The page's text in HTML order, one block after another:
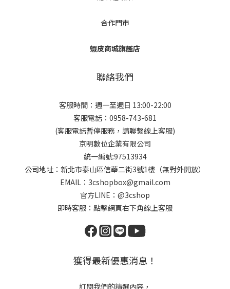
合作門市
蝦皮商城旗艦店
聯絡我們
客服時間：週一至週日 13:00-22:00
客服電話：0958-743-681
(客服電話暫停服務，請聯繫線上客服)
京明數位企業有限公司
統一編號:97513934
公司地址：新北市泰山區信華二街3號1樓（無對外開放）
EMAIL：3cshopbox@gmail.com
官方LINE：@3cshop
即時客服：點擊網頁右下角線上客服
獲得最新優惠消息！
訂閱我們的精選內容，